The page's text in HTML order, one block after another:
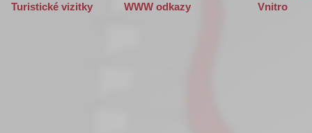
Turistické vizitky
WWW odkazy Vnitro